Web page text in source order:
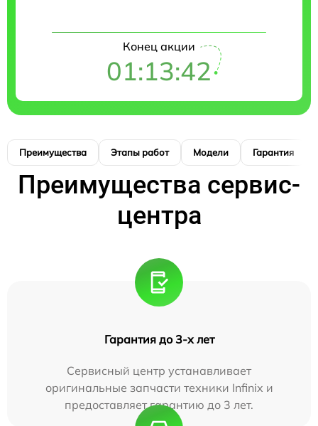
Конец акции
01:13:41
Преимущества Этапы работ Модели Гарантия
Преимущества сервис-
центра
Гарантия до 3-х лет
Сервисный центр устанавливает
оригинальные запчасти техники Infinix и
предоставляет гарантию до 3 лет.